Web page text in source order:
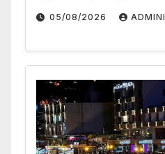
05/08/2026 ADMINI